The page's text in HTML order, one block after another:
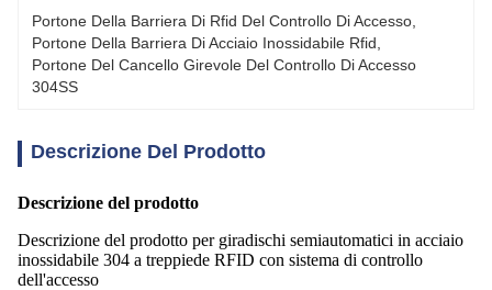
Portone Della Barriera Di Rfid Del Controllo Di Accesso
Portone Della Barriera Di Acciaio Inossidabile Rfid
Portone Del Cancello Girevole Del Controllo Di Accesso
304SS
Descrizione Del Prodotto
Descrizione del prodotto
Descrizione del prodotto per giradischi semiautomatici in acciaio
inossidabile 304 a treppiede RFID con sistema di controllo
dell'accesso